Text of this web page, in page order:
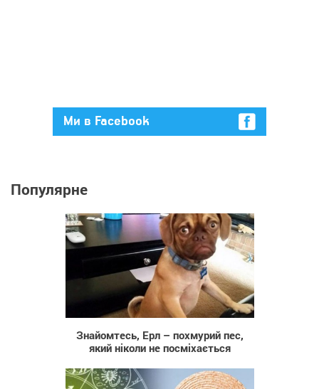
Ми в Facebook
Популярне
907
Знайомтесь, Ерл – похмурий пес,
який ніколи не посміхається